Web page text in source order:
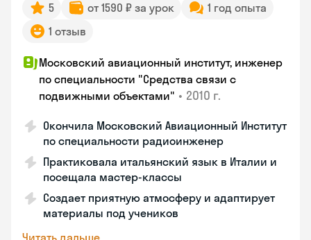
5 от 1590 ₽ за урок
1 год опыта
1 отзыв
Московский авиационный институт, инженер
по специальности "Средства связи с
подвижными объектами" • 2010 г.
Окончила Московский Авиационный Институт
по специальности радиоинженер
Практиковала итальянский язык в Италии и
посещала мастер-классы
Создает приятную атмосферу и адаптирует
материалы под учеников
Читать дальше